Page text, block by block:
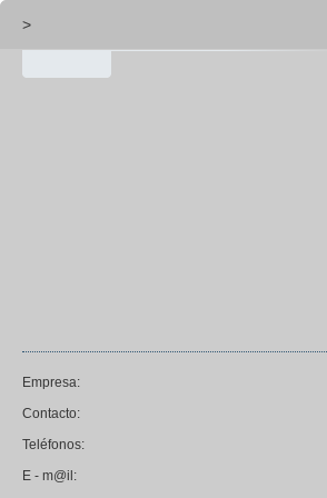
>
Empresa:
Contacto:
Teléfonos:
E - m@il: